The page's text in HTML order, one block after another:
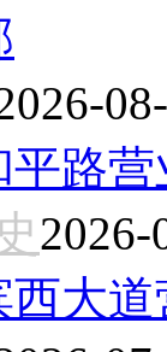
平路营
2026-
大